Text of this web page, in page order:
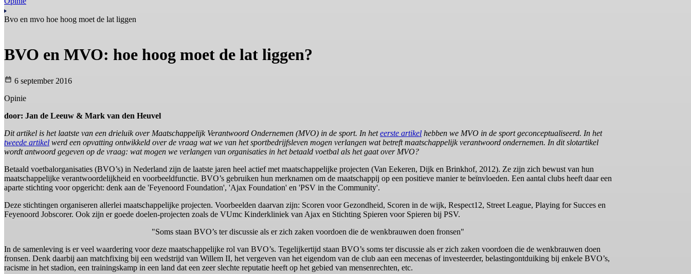
Bvo en mvo hoe hoog moet de lat liggen
BVO en MVO: hoe hoog moet de lat liggen?
6 september 2016
Opinie
door: Jan de Leeuw & Mark van den Heuvel
Dit artikel is het laatste van een drieluik over Maatschappelijk Verantwoord Ondernemen (MVO) in de sport. In heteerste artikel hebben we MVO in de sport geconceptualiseerd. In het
tweede artikel werd een opvatting ontwikkeld over de vraag wat we van het sportbedrijfsleven mogen verlangen wat betreft maatschappelijk verantwoord ondernemen. In dit slotartikel
wordt antwoord gegeven op de vraag: wat mogen we verlangen van organisaties in het betaald voetbal als het gaat over MVO?
Betaald voetbalorganisaties (BVO’s) in Nederland zijn de laatste jaren heel actief met maatschappelijke projecten (Van Eekeren, Dijk en Brinkhof, 2012). Ze zijn zich bewust van hun
maatschappelijke verantwoordelijkheid en voorbeeldfunctie. BVO’s gebruiken hun merknamen om de maatschappij op een positieve manier te beïnvloeden. Een aantal clubs heeft daar een
aparte stichting voor opgericht: denk aan de 'Feyenoord Foundation', 'Ajax Foundation' en 'PSV in the Community'.
Deze stichtingen organiseren allerlei maatschappelijke projecten. Voorbeelden daarvan zijn: Scoren voor Gezondheid, Scoren in de wijk, Respect12, Street League, Playing for Succes en
Feyenoord Jobscorer. Ook zijn er goede doelen-projecten zoals de VUmc Kinderkliniek van Ajax en Stichting Spieren voor Spieren bij PSV.
"Soms staan BVO’s ter discussie als er zich zaken voordoen die de wenkbrauwen doen fronsen"
In de samenleving is er veel waardering voor deze maatschappelijke rol van BVO’s. Tegelijkertijd staan BVO’s soms ter discussie als er zich zaken voordoen die de wenkbrauwen doen
fronsen. Denk daarbij aan matchfixing bij een wedstrijd van Willem II, het vergeven van het eigendom van de club aan een mecenas of investeerder, belastingontduiking bij enkele BVO’s,
racisme in het stadion, een trainingskamp in een land dat een zeer slechte reputatie heeft op het gebied van mensenrechten, etc.